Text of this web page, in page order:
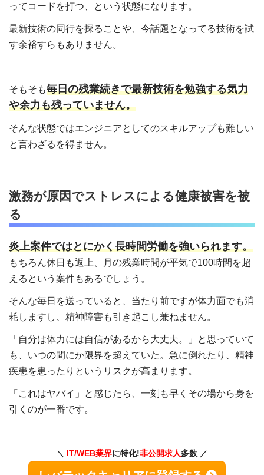
ってコードを打つ、という状態になります。
最新技術の同行を探ることや、今話題となってる技術を試
す余裕すらもありません。
そもそも毎日の残業続きで最新技術を勉強する気力
や余力も残っていません。
そんな状態ではエンジニアとしてのスキルアップも難しい
と言わざるを得ません。
激務が原因でストレスによる健康被害を被
る
炎上案件ではとにかく長時間労働を強いられます。
もちろん休日も返上、月の残業時間が平気で100時間を超
えるという案件もあるでしょう。
そんな毎日を送っていると、当たり前ですが体力面でも消
耗しますし、精神障害も引き起こし兼ねません。
「自分は体力には自信があるから大丈夫。」と思っていて
も、いつの間にか限界を超えていた。急に倒れたり、精神
疾患を患ったりというリスクが高まります。
「これはヤバイ」と感じたら、一刻も早くその場から身を
引くのが一番です。
IT/WEB業界に特化!非公開求人多数